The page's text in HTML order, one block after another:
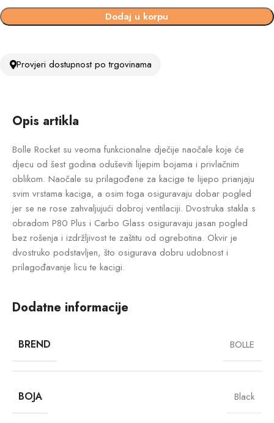
Dodaj u korpu
Provjeri dostupnost po trgovinama
Opis artikla
Bolle Rocket su veoma funkcionalne dječije naočale koje će
djecu od šest godina oduševiti lijepim bojama i privlačnim
oblikom. Naočale su prilagođene za kacige te lijepo prianjaju
svim vrstama kaciga, a osim toga osiguravaju dobar pogled
jer se ne rose zahvaljujući dobroj ventilaciji. Dvostruka stakla s
obradom P80 Plus i Carbo Glass osiguravaju jasan pogled
bez rošenja i izdržljivost te zaštitu od ogrebotina. Okvir je
dvostruko podstavljen, što osigurava dobru udobnost i
prilagođavanje licu te kacigi.
Dodatne informacije
BREND BOLLE
BOJA Black